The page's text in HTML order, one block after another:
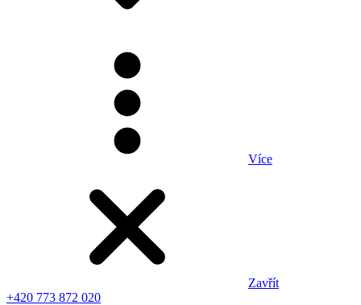
Více
Zavřít
+420 773 872 020